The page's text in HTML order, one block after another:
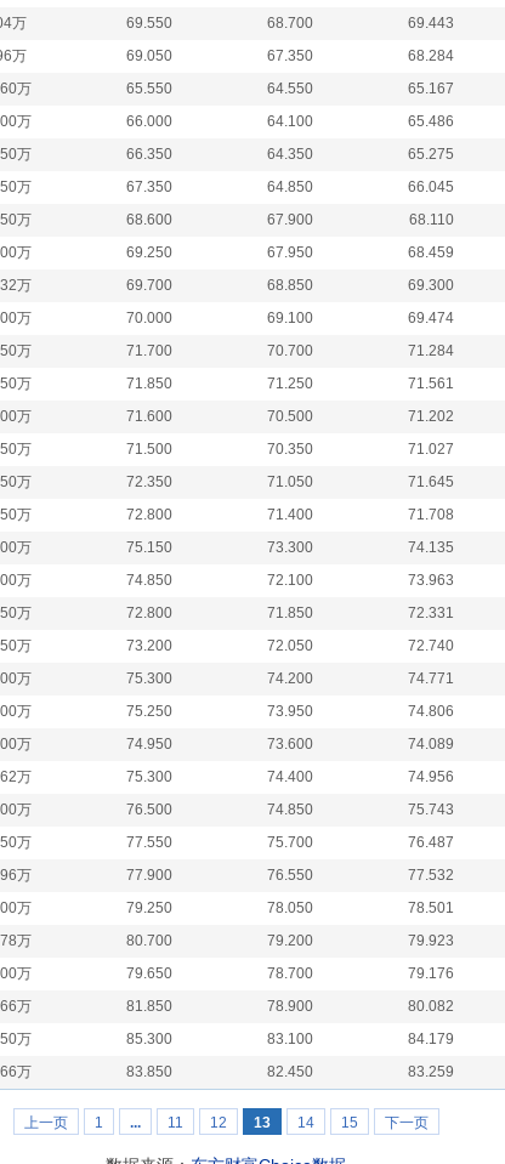
万 69.550 68.700 69.443
万 69.050 67.350 68.284
万 65.550 64.550 65.167
万 66.000 64.100 65.486
万 66.350 64.350 65.275
万 67.350 64.850 66.045
万 68.600 67.900 68.110
万 69.250 67.950 68.459
万 69.700 68.850 69.300
万 70.000 69.100 69.474
万 71.700 70.700 71.284
万 71.850 71.250 71.561
万 71.600 70.500 71.202
万 71.500 70.350 71.027
万 72.350 71.050 71.645
万 72.800 71.400 71.708
万 75.150 73.300 74.135
万 74.850 72.100 73.963
万 72.800 71.850 72.331
万 73.200 72.050 72.740
万 75.300 74.200 74.771
万 75.250 73.950 74.806
万 74.950 73.600 74.089
万 75.300 74.400 74.956
万 76.500 74.850 75.743
万 77.550 75.700 76.487
万 77.900 76.550 77.532
万 79.250 78.050 78.501
万 80.700 79.200 79.923
万 79.650 78.700 79.176
万 81.850 78.900 80.082
万 85.300 83.100 84.179
万 83.850 82.450 83.259
上一页 1 ... 11 12 13 14 15 下一页